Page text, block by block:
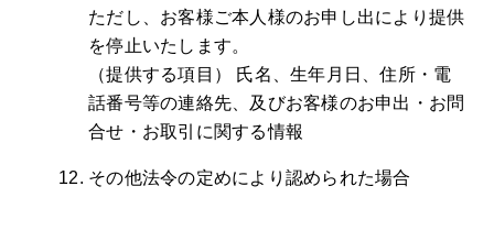
ただし、お客様ご本人様のお申し出により提供
を停止いたします。
（提供する項目） 氏名、生年月日、住所・電
話番号等の連絡先、及びお客様のお申出・お問
合せ・お取引に関する情報
その他法令の定めにより認められた場合